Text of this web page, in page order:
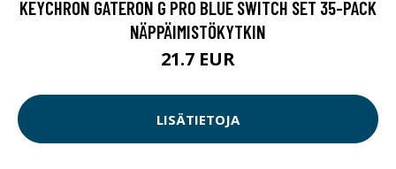
KEYCHRON GATERON G PRO BLUE SWITCH SET 35-PACK
NÄPPÄIMISTÖKYTKIN
21.7 EUR
LISÄTIETOJA